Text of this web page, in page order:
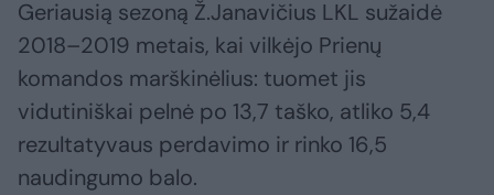
Geriausią sezoną Ž.Janavičius LKL sužaidė
2018–2019 metais, kai vilkėjo Prienų
komandos marškinėlius: tuomet jis
vidutiniškai pelnė po 13,7 taško, atliko 5,4
rezultatyvaus perdavimo ir rinko 16,5
naudingumo balo.